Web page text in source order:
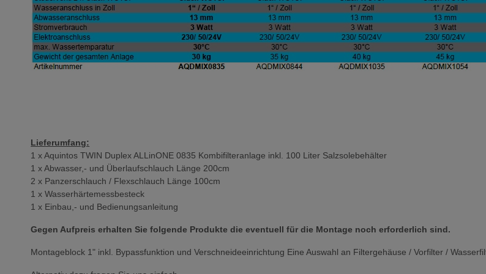
Lieferumfang:
1 x Aquintos TWIN Duplex ALLinONE 0835 Kombifilteranlage inkl. 100 Liter Salzsolebehälter
1 x Abwasser,- und Überlaufschlauch Länge 200cm
2 x Panzerschlauch / Flexschlauch Länge 100cm
1 x Wasserhärtemessbesteck
1 x Einbau,- und Bedienungsanleitung
Gegen Aufpreis erhalten Sie folgende Produkte die eventuell für die Montage noch erforderlich sind.
Montageblock 1" inkl. Bypassfunktion und Verschneideeinrichtung Eine Auswahl an Filtergehäuse / Vorfilter /